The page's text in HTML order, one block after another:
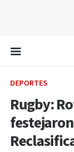
DEPORTES
Rugby: